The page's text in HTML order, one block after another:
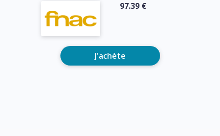
97.39 €
J'achète